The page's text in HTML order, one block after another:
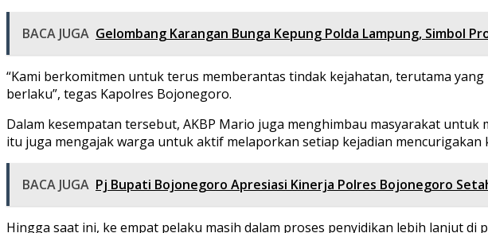
BACA JUGA Gelombang Karangan Bunga Kepung Polda Lampung, Simbol
“Kami berkomitmen untuk terus memberantas tindak kejahatan, terutama
berlaku”, tegas Kapolres Bojonegoro.
Dalam kesempatan tersebut, AKBP Mario juga menghimbau masyarakat
itu juga mengajak warga untuk aktif melaporkan setiap kejadian
BACA JUGA Pj Bupati Bojonegoro Apresiasi Kinerja Polres Bojonegoro
Hingga saat ini, ke empat pelaku masih dalam proses penyidikan lebih lanjut